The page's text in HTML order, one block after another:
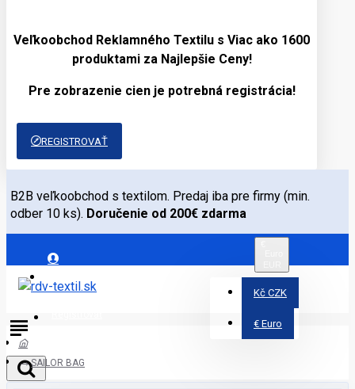
Veľkoobchod Reklamného Textilu s Viac ako 1600
produktami za Najlepšie Ceny!
Pre zobrazenie cien je potrebná registrácia!
REGISTROVAŤ
B2B veľkoobchod s textilom. Predaj iba pre firmy (min.
odber 10 ks). Doručenie od 200€ zdarma
Kč CZK
€ Euro
SAILOR BAG